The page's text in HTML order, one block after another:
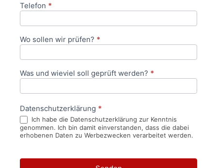
Telefon *
Wo sollen wir prüfen? *
Was und wieviel soll geprüft werden? *
Datenschutzerklärung *
Ich habe die Datenschutzerklärung zur Kenntnis
genommen. Ich bin damit einverstanden, dass die dabei
erhobenen Daten zu Werbezwecken verarbeitet werden.